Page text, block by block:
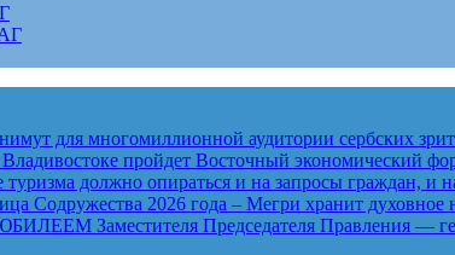
для многомиллионной аудитории сербских
пройдет Восточный экономический
должно опираться и на запросы граждан, и
Содружества 2026 года – Мегри хранит духовное
Заместителя Председателя Правления —